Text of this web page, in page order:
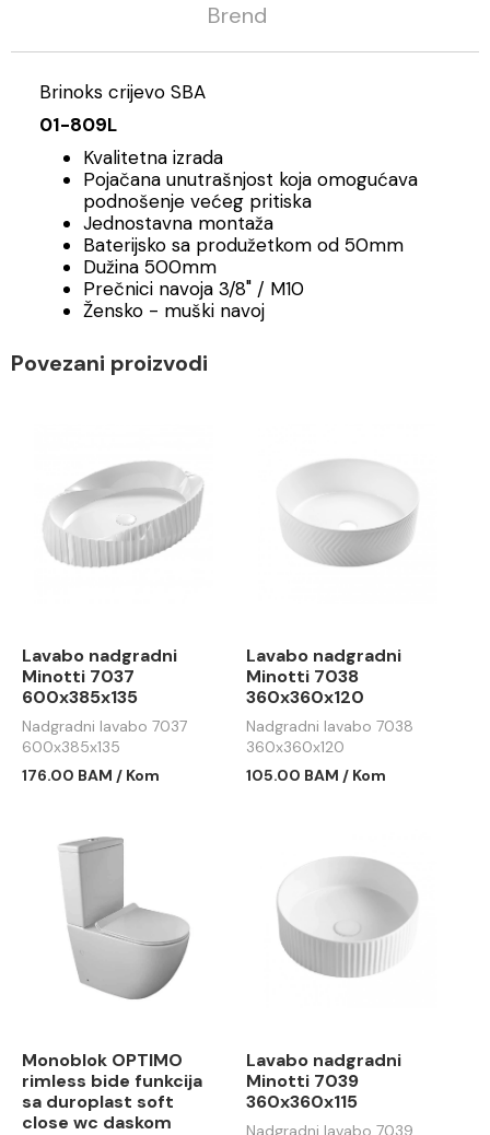
Brend
Brinoks crijevo SBA
01-809L
Kvalitetna izrada
Pojačana unutrašnjost koja omogućava
podnošenje većeg pritiska
Jednostavna montaža
Baterijsko sa produžetkom od 50mm
Dužina 500mm
Prečnici navoja 3/8" / M10
Žensko - muški navoj
Povezani proizvodi
Lavabo nadgradni
Minotti 7037
600x385x135
Nadgradni lavabo 7037
600x385x135
176.00 BAM / Kom
Lavabo nadgradni
Minotti 7038
360x360x120
Nadgradni lavabo 7038
360x360x120
105.00 BAM / Kom
Monoblok OPTIMO
rimless bide funkcija
sa duroplast soft
close wc daskom
Lavabo nadgradni
Minotti 7039
360x360x115
Nadgradni lavabo 7039